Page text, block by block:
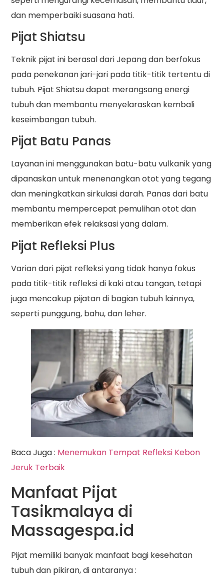
dan memperbaiki suasana hati.
Pijat Shiatsu
Teknik pijat ini berasal dari Jepang dan berfokus
pada penekanan jari-jari pada titik-titik tertentu di
tubuh. Pijat Shiatsu dapat merangsang energi
tubuh dan membantu menyelaraskan kembali
keseimbangan tubuh.
Pijat Batu Panas
Layanan ini menggunakan batu-batu vulkanik yang
dipanaskan untuk menenangkan otot yang tegang
dan meningkatkan sirkulasi darah. Panas dari batu
membantu mempercepat pemulihan otot dan
memberikan efek relaksasi yang dalam.
Pijat Refleksi Plus
Varian dari pijat refleksi yang tidak hanya fokus
pada titik-titik refleksi di kaki atau tangan, tetapi
juga mencakup pijatan di bagian tubuh lainnya,
seperti punggung, bahu, dan leher.
Baca Juga : Menemukan Tempat Refleksi Kebon
Jeruk Terbaik
Manfaat Pijat
Tasikmalaya di
Massagespa.id
Pijat memiliki banyak manfaat bagi kesehatan
tubuh dan pikiran, di antaranya :